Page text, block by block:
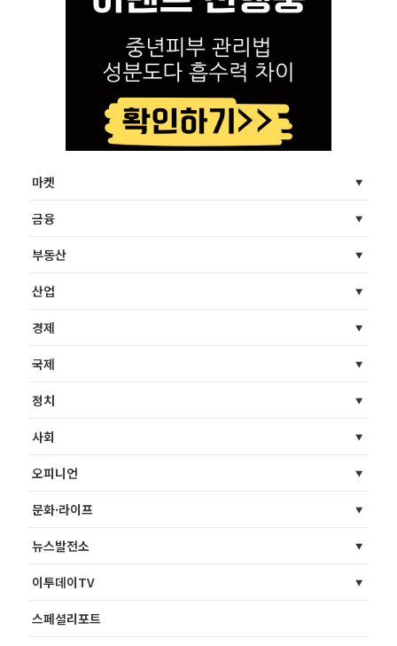
마켓
금융
부동산
산업
경제
국제
정치
사회
오피니언
문화·라이프
뉴스발전소
이투데이TV
스페셜리포트